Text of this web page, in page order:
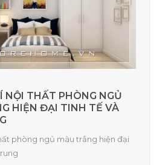
NỘI THẤT PHÒNG NGỦ
HIỆN ĐẠI TINH TẾ VÀ
phòng ngủ màu trắng hiện đại